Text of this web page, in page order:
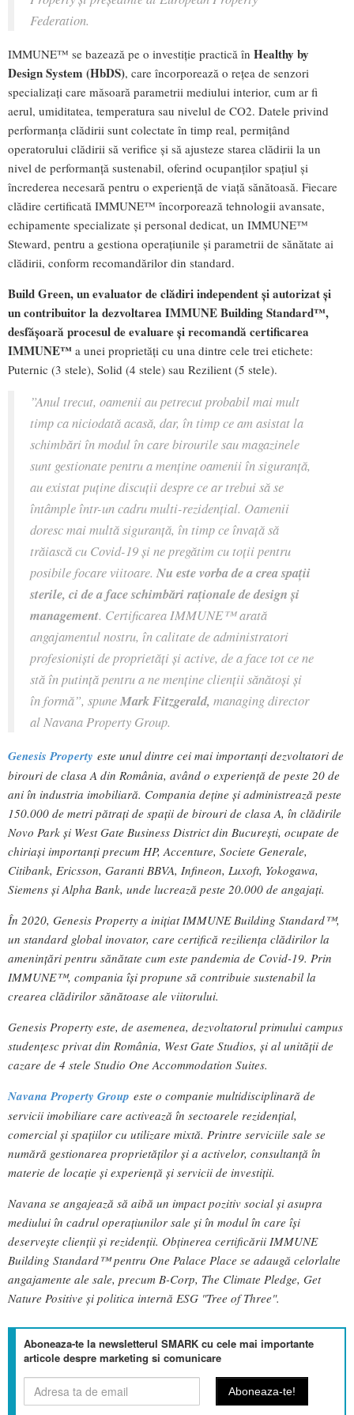
Federation.
IMMUNE™ se bazează pe o investiție practică în Healthy by
Design System (HbDS), care încorporează o rețea de senzori
specializați care măsoară parametrii mediului interior, cum ar fi
aerul, umiditatea, temperatura sau nivelul de CO2. Datele privind
performanța clădirii sunt colectate în timp real, permițând
operatorului clădirii să verifice și să ajusteze starea clădirii la un
nivel de performanță sustenabil, oferind ocupanților spațiul și
încrederea necesară pentru o experiență de viață sănătoasă. Fiecare
clădire certificată IMMUNE™ încorporează tehnologii avansate,
echipamente specializate și personal dedicat, un IMMUNE™
Steward, pentru a gestiona operațiunile și parametrii de sănătate ai
clădirii, conform recomandărilor din standard.
Build Green, un evaluator de clădiri independent și autorizat și
un contribuitor la dezvoltarea IMMUNE Building Standard™,
desfășoară procesul de evaluare și recomandă certificarea
IMMUNE™ a unei proprietăți cu una dintre cele trei etichete:
Puternic (3 stele), Solid (4 stele) sau Rezilient (5 stele).
”Anul trecut, oamenii au petrecut probabil mai mult
timp ca niciodată acasă, dar, în timp ce am asistat la
schimbări în modul în care birourile sau magazinele
sunt gestionate pentru a menține oamenii în siguranță,
au existat puține discuții despre ce ar trebui să se
întâmple într-un cadru multi-rezidențial. Oamenii
doresc mai multă siguranță, în timp ce învață să
trăiască cu Covid-19 și ne pregătim cu toții pentru
posibile focare viitoare. Nu este vorba de a crea spații
sterile, ci de a face schimbări raționale de design și
management. Certificarea IMMUNE™ arată
angajamentul nostru, în calitate de administratori
profesioniști de proprietăți și active, de a face tot ce ne
stă în putință pentru a ne menține clienții sănătoși și
în formă”, spuneMark Fitzgerald, managing director
al Navana Property Group.
Genesis Property este unul dintre cei mai importanți dezvoltatori de
birouri de clasa A din România, având o experiență de peste 20 de
ani în industria imobiliară. Compania deține și administrează peste
150.000 de metri pătrați de spații de birouri de clasa A, în clădirile
Novo Park și West Gate Business District din București, ocupate de
chiriași importanți precum HP, Accenture, Societe Generale,
Citibank, Ericsson, Garanti BBVA, Infineon, Luxoft, Yokogawa,
Siemens și Alpha Bank, unde lucrează peste 20.000 de angajați.
În 2020, Genesis Property a inițiat IMMUNE Building Standard™,
un standard global inovator, care certifică reziliența clădirilor la
amenințări pentru sănătate cum este pandemia de Covid-19. Prin
IMMUNE™, compania își propune să contribuie sustenabil la
crearea clădirilor sănătoase ale viitorului.
Genesis Property este, de asemenea, dezvoltatorul primului campus
studențesc privat din România, West Gate Studios, și al unității de
cazare de 4 stele Studio One Accommodation Suites.
Navana Property Group este o companie multidisciplinară de
servicii imobiliare care activează în sectoarele rezidențial,
comercial și spațiilor cu utilizare mixtă. Printre serviciile sale se
numără gestionarea proprietăților și a activelor, consultanță în
materie de locație și experiență și servicii de investiții.
Navana se angajează să aibă un impact pozitiv social și asupra
mediului în cadrul operațiunilor sale și în modul în care își
deservește clienții și rezidenții. Obținerea certificării IMMUNE
Building Standard™ pentru One Palace Place se adaugă celorlalte
angajamente ale sale, precum B-Corp, The Climate Pledge, Get
Nature Positive și politica internă ESG "Tree of Three".
Aboneaza-te la newsletterul SMARK cu cele mai importante
articole despre marketing si comunicare